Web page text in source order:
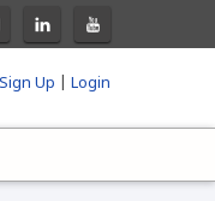
Sign Up Login